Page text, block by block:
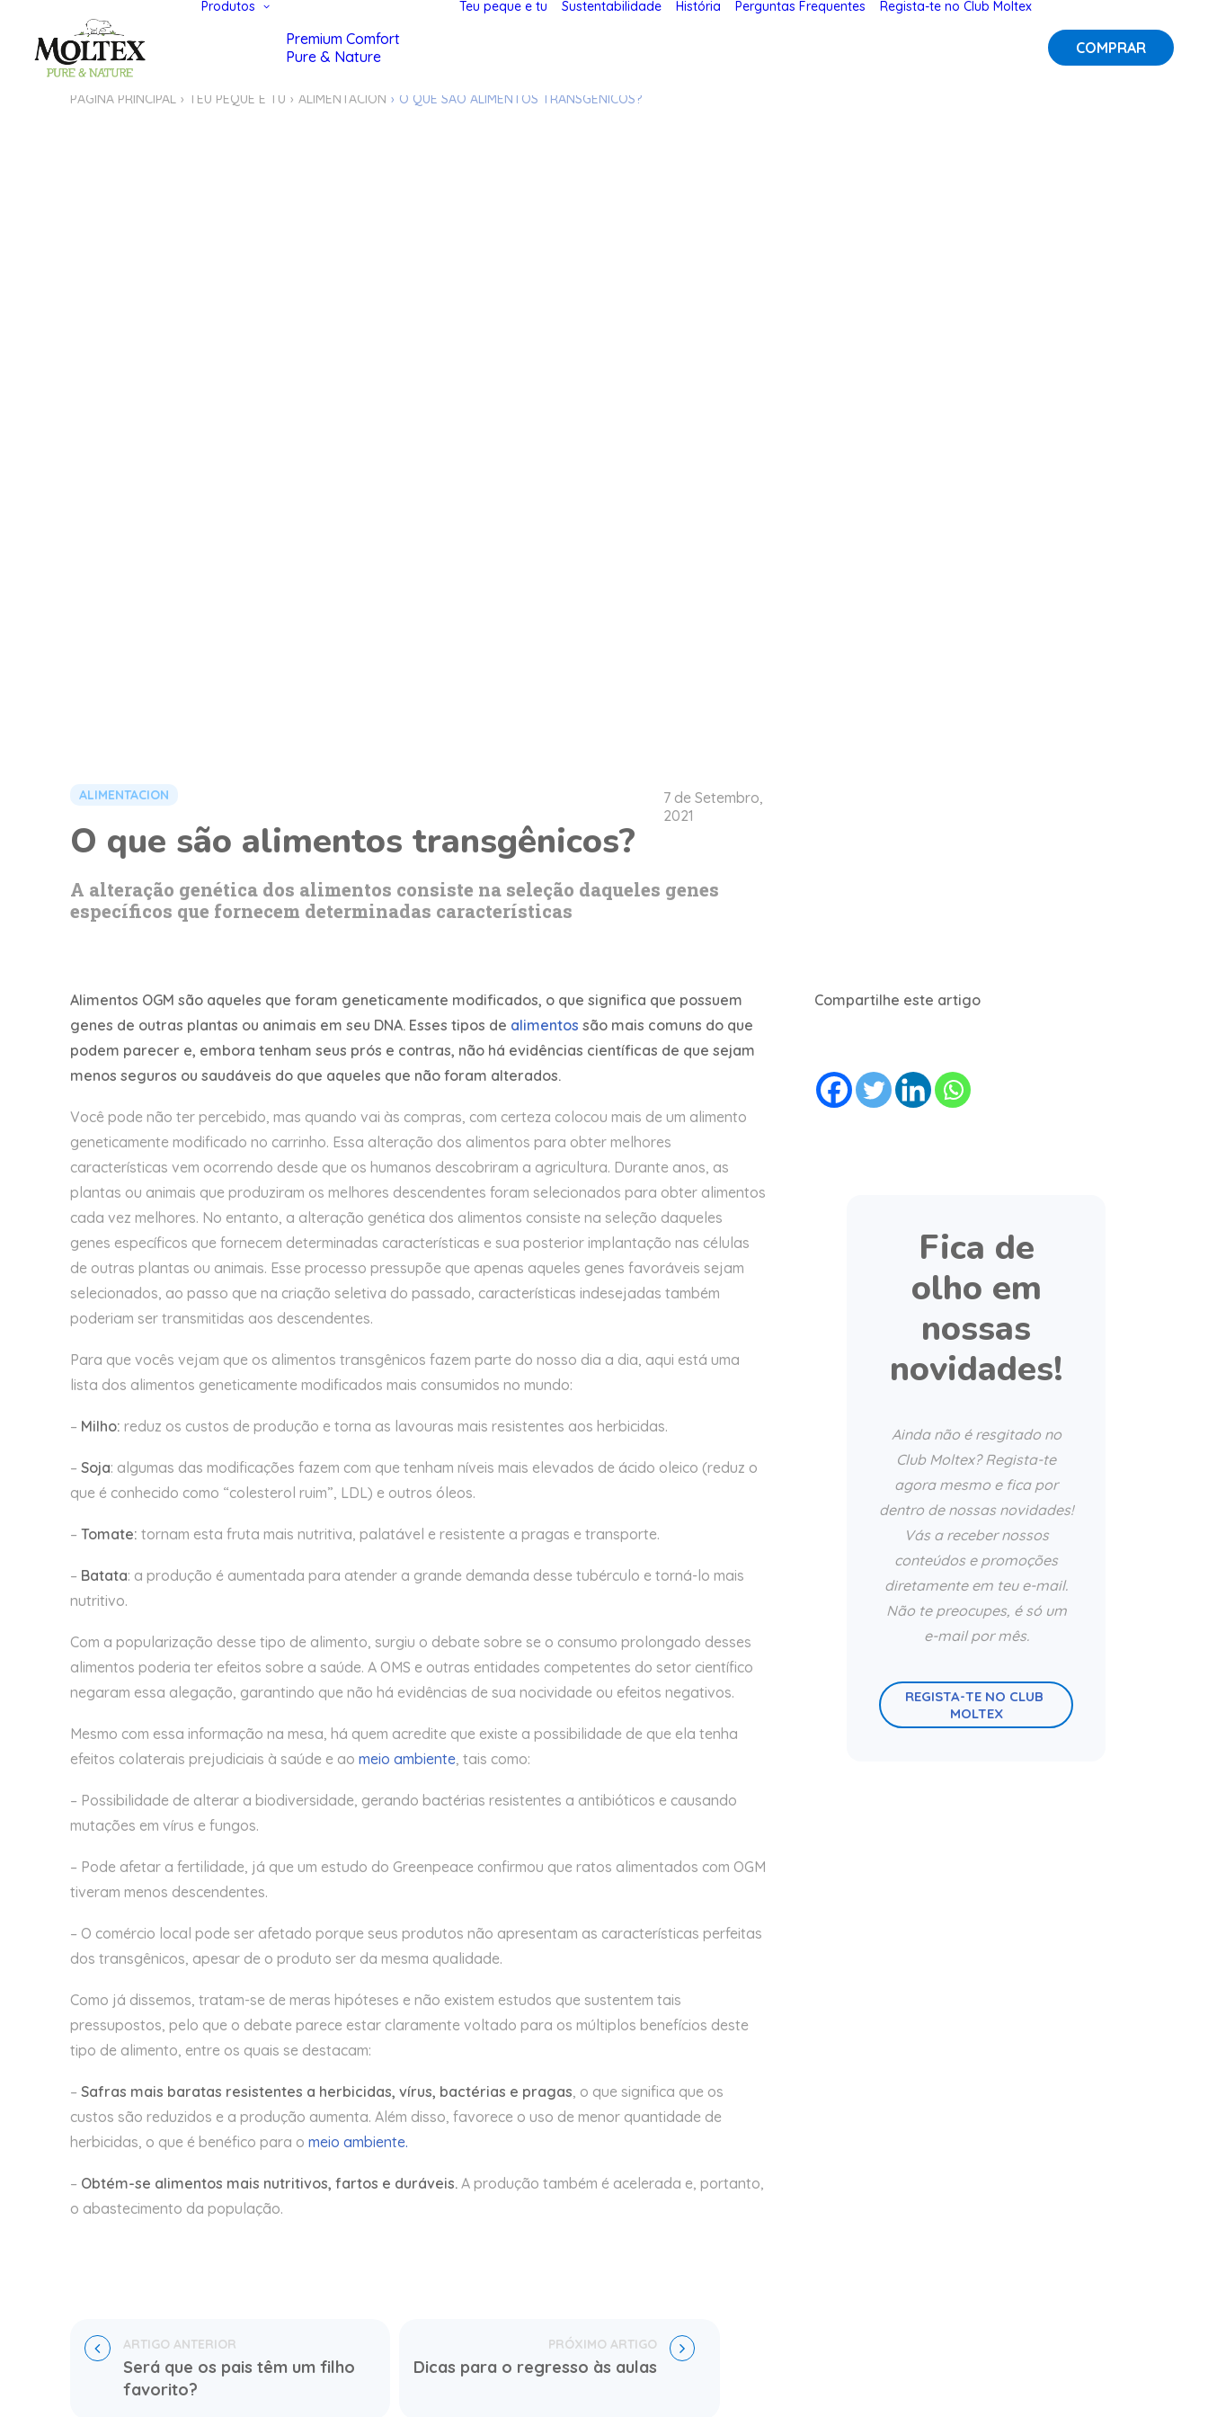
Produtos
Premium Comfort
Pure & Nature
Teu peque e tu Sustentabilidade História Perguntas Frequentes Regista-te no Club Moltex
COMPRAR
PÁGINA PRINCIPAL TEU PEQUE E TU ALIMENTACION O QUE SÃO ALIMENTOS TRANSGÊNICOS?
ALIMENTACION
7 de Setembro,
2021
O que são alimentos transgênicos?
A alteração genética dos alimentos consiste na seleção daqueles genes
específicos que fornecem determinadas características
Alimentos OGM são aqueles que foram geneticamente modificados, o que significa que possuem
genes de outras plantas ou animais em seu DNA. Esses tipos de alimentos são mais comuns do que
podem parecer e, embora tenham seus prós e contras, não há evidências científicas de que sejam
menos seguros ou saudáveis ​​do que aqueles que não foram alterados.
Você pode não ter percebido, mas quando vai às compras, com certeza colocou mais de um alimento
geneticamente modificado no carrinho. Essa alteração dos alimentos para obter melhores
características vem ocorrendo desde que os humanos descobriram a agricultura. Durante anos, as
plantas ou animais que produziram os melhores descendentes foram selecionados para obter alimentos
cada vez melhores. No entanto, a alteração genética dos alimentos consiste na seleção daqueles
genes específicos que fornecem determinadas características e sua posterior implantação nas células
de outras plantas ou animais. Esse processo pressupõe que apenas aqueles genes favoráveis ​​sejam
selecionados, ao passo que na criação seletiva do passado, características indesejadas também
poderiam ser transmitidas aos descendentes.
Para que vocês vejam que os alimentos transgênicos fazem parte do nosso dia a dia, aqui está uma
lista dos alimentos geneticamente modificados mais consumidos no mundo:
– Milho: reduz os custos de produção e torna as lavouras mais resistentes aos herbicidas.
– Soja: algumas das modificações fazem com que tenham níveis mais elevados de ácido oleico (reduz o
que é conhecido como “colesterol ruim”, LDL) e outros óleos.
– Tomate: tornam esta fruta mais nutritiva, palatável e resistente a pragas e transporte.
– Batata: a produção é aumentada para atender a grande demanda desse tubérculo e torná-lo mais
nutritivo.
Com a popularização desse tipo de alimento, surgiu o debate sobre se o consumo prolongado desses
alimentos poderia ter efeitos sobre a saúde. A OMS e outras entidades competentes do setor científico
negaram essa alegação, garantindo que não há evidências de sua nocividade ou efeitos negativos.
Mesmo com essa informação na mesa, há quem acredite que existe a possibilidade de que ela tenha
efeitos colaterais prejudiciais à saúde e ao meio ambiente, tais como:
– Possibilidade de alterar a biodiversidade, gerando bactérias resistentes a antibióticos e causando
mutações em vírus e fungos.
– Pode afetar a fertilidade, já que um estudo do Greenpeace confirmou que ratos alimentados com OGM
tiveram menos descendentes.
– O comércio local pode ser afetado porque seus produtos não apresentam as características perfeitas
dos transgênicos, apesar de o produto ser da mesma qualidade.
Como já dissemos, tratam-se de meras hipóteses e não existem estudos que sustentem tais
pressupostos, pelo que o debate parece estar claramente voltado para os múltiplos benefícios deste
tipo de alimento, entre os quais se destacam:
– Safras mais baratas resistentes a herbicidas, vírus, bactérias e pragas, o que significa que os
custos são reduzidos e a produção aumenta. Além disso, favorece o uso de menor quantidade de
herbicidas, o que é benéfico para o meio ambiente.
– Obtém-se alimentos mais nutritivos, fartos e duráveis. A produção também é acelerada e, portanto,
o abastecimento da população.
Compartilhe este artigo
Fica de
olho em
nossas
novidades!
Ainda não é resgitado no
Club Moltex? Regista-te
agora mesmo e fica por
dentro de nossas novidades!
Vás a receber nossos
conteúdos e promoções
diretamente em teu e-mail.
Não te preocupes, é só um
e-mail por mês.
REGISTA-TE NO CLUB
MOLTEX
Será que os pais têm um filho
favorito?
Dicas para o regresso às aulas